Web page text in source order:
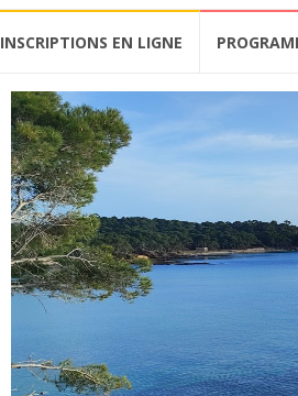
INSCRIPTIONS EN LIGNE